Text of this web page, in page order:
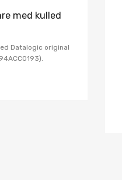
med kulled
Datalogic original